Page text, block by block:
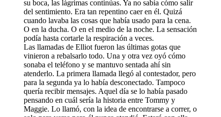
su boca, las lágrimas continúas. Ya no sabía cómo salir
del sentimiento. Era tan repentino caer en él. Quizá
cuando lavaba las cosas que había usado para la cena.
O en la ducha. O en el medio de la noche. La sensación
podía hasta cortarle la respiración a veces.
Las llamadas de Elliot fueron las últimas gotas que
vinieron a rebalsarlo todo. Una y otra vez oyó cómo
sonaba el teléfono y se mantuvo sentada ahí sin
atenderlo. La primera llamada llegó al contestador, pero
para la segunda ya lo había desconectado. Tampoco
quería recibir mensajes. Aquel día se lo había pasado
pensando en cuál sería la historia entre Tommy y
Maggie. Lo llamó, con la idea de encontrarse a correr, o